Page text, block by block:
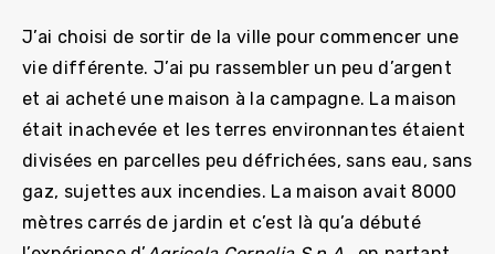
J’ai choisi de sortir de la ville pour commencer une
vie différente. J’ai pu rassembler un peu d’argent
et ai acheté une maison à la campagne. La maison
était inachevée et les terres environnantes étaient
divisées en parcelles peu défrichées, sans eau, sans
gaz, sujettes aux incendies. La maison avait 8000
mètres carrés de jardin et c’est là qu’a débuté